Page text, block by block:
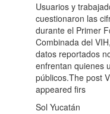
Usuarios y
cuestionaron las
durante el Primer
Combinada del
datos reportados
enfrentan quienes
públicos.The post
appeared firs
Sol Yucatán